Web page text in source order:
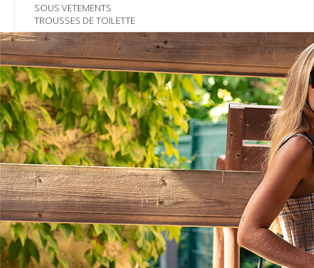
SOUS VETEMENTS
TROUSSES DE TOILETTE